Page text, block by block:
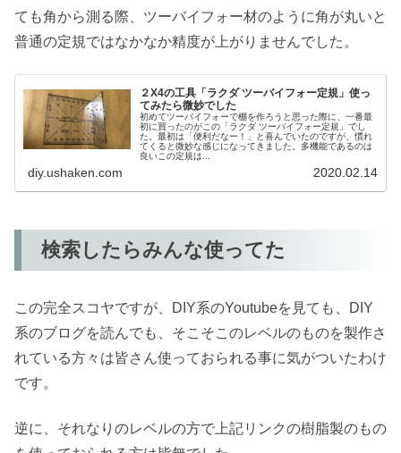
ても角から測る際、ツーバイフォー材のように角が丸いと
普通の定規ではなかなか精度が上がりませんでした。
２X4の工具「ラクダ ツーバイフォー定規」使っ
てみたら微妙でした
初めてツーバイフォーで棚を作ろうと思った際に、一番最
初に買ったのがこの「ラクダ ツーバイフォー定規」でし
た。最初は「便利だなー！」と喜んでいたのですが、慣れ
てくると微妙な感じになってきました。多機能であるのは
良いこの定規は...
diy.ushaken.com 2020.02.14
検索したらみんな使ってた
この完全スコヤですが、DIY系のYoutubeを見ても、DIY
系のブログを読んでも、そこそこのレベルのものを製作さ
れている方々は皆さん使っておられる事に気がついたわけ
です。
逆に、それなりのレベルの方で上記リンクの樹脂製のもの